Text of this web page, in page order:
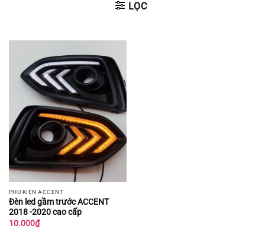
LỌC
PHỤ KIỆN ACCENT
Đèn led gầm trước ACCENT
2018 -2020 cao cấp
10.000₫